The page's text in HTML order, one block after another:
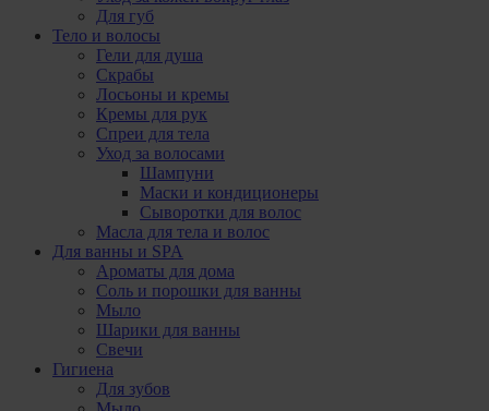
Для губ
Тело и волосы
Гели для душа
Скрабы
Лосьоны и кремы
Кремы для рук
Спреи для тела
Уход за волосами
Шампуни
Маски и кондиционеры
Сыворотки для волос
Масла для тела и волос
Для ванны и SPA
Ароматы для дома
Соль и порошки для ванны
Мыло
Шарики для ванны
Свечи
Гигиена
Для зубов